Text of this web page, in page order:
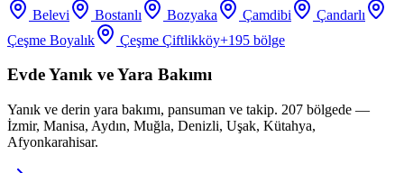
Belevi Bostanlı Bozyaka Çamdibi
Çandarlı
Çeşme Boyalık
Çeşme Çiftlikköy+195 bölge
Evde Yanık ve Yara Bakımı
Yanık ve derin yara bakımı, pansuman ve takip. 207 bölgede —
İzmir, Manisa, Aydın, Muğla, Denizli, Uşak, Kütahya,
Afyonkarahisar.